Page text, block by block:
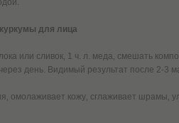
для лица
или сливок‚ 1 ч. л. меда‚ смешать
день. Видимый результат после 2-3
омолаживает кожу‚ сглаживает шрамы‚